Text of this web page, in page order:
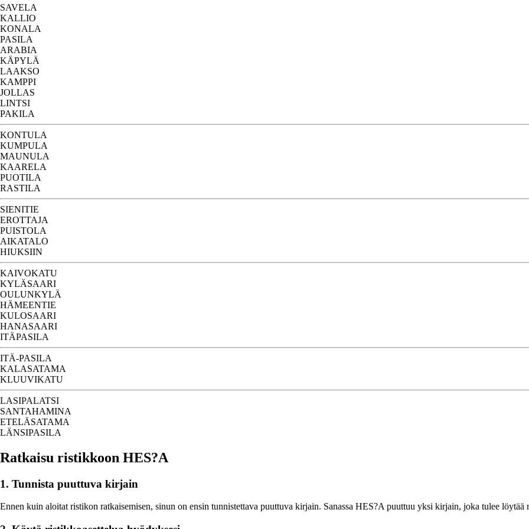
SAVELA
KALLIO
KONALA
PASILA
ARABIA
KÄPYLÄ
LAAKSO
KAMPPI
JOLLAS
LINTSI
PAKILA
KONTULA
KUMPULA
MAUNULA
KAARELA
PUOTILA
RASTILA
SIENITIE
EROTTAJA
PUISTOLA
AIKATALO
HIUKSIIN
KAIVOKATU
KYLÄSAARI
OULUNKYLÄ
HÄMEENTIE
KULOSAARI
HANASAARI
ITÄPASILA
ITÄ-PASILA
KALASATAMA
KLUUVIKATU
LASIPALATSI
SANTAHAMINA
ETELÄSATAMA
LÄNSIPASILA
Ratkaisu ristikkoon HES?A
1. Tunnista puuttuva kirjain
Ennen kuin aloitat ristikon ratkaisemisen, sinun on ensin tunnistettava puuttuva kirjain. Sanassa HES?A puuttuu yksi kirjain, joka tulee löytää